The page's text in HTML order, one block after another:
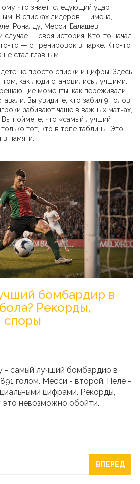
что знает: следующий удар
В списках лидеров — имена,
Роналду, Месси, Балашев,
случае — своя история. Кто-то начал
то — с тренировок в парке. Кто-то
не стал главным.
не просто списки и цифры. Здесь
как люди становились лучшими.
моменты, как переживали
Вы увидите, кто забил 9 голов
забивают чаще в важных матчах,
поймёте, что «самый лучший
тот, кто в топе таблицы. Это
в памяти.
бомбардир в
Рекорды,
споры
- самый лучший бомбардир в
голом. Месси - второй, Пеле -
цифрами. Рекорды,
это невозможно обойти.
ВПЕРЕД